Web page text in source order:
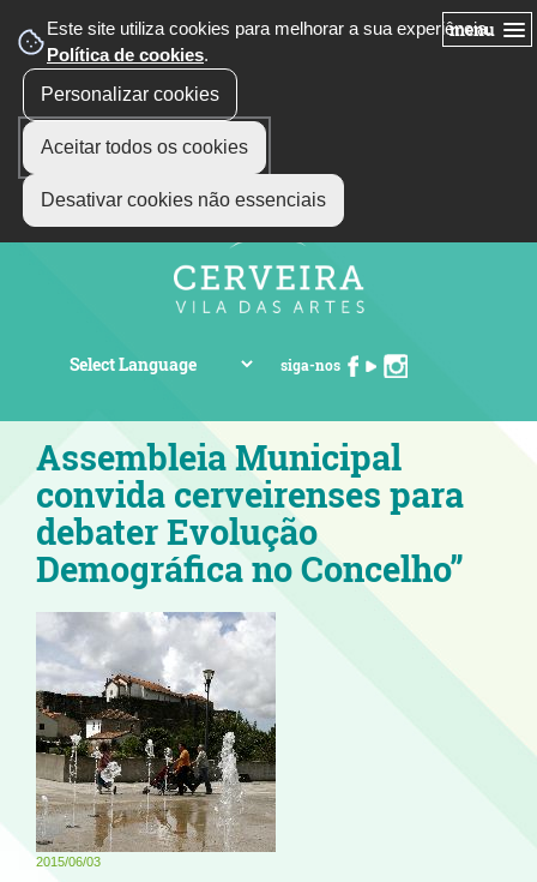
Este site utiliza cookies para melhorar a sua experiência.
Política de cookies.
Personalizar cookies
Aceitar todos os cookies
Desativar cookies não essenciais
menu
siga-nos
Assembleia Municipal
convida cerveirenses para
debater Evolução
Demográfica no Concelho”
2015/06/03